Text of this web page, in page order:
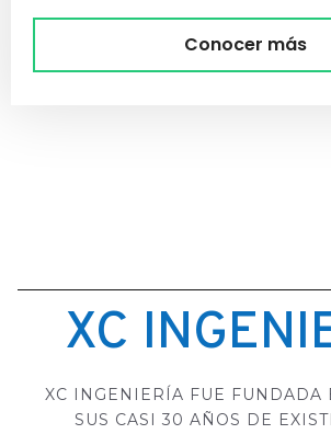
Conocer más
XC
XC INGENIERÍA FUE FUNDADA
SUS CASI 30 AÑOS DE